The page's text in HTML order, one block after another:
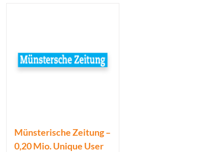
Münsterische Zeitung –
0,20 Mio. Unique User